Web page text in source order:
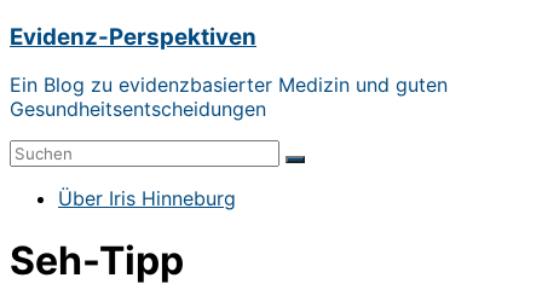
Zum
springen
Evidenz-Perspektiven
Ein Blog zu evidenzbasierter Medizin und guten
Gesundheitsentscheidungen
Menü Über Iris Hinneburg
Seh-Tipp